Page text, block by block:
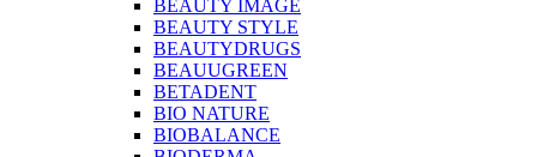
BEAUTY IMAGE
BEAUTY STYLE
BEAUTYDRUGS
BEAUUGREEN
BETADENT
BIO NATURE
BIOBALANCE